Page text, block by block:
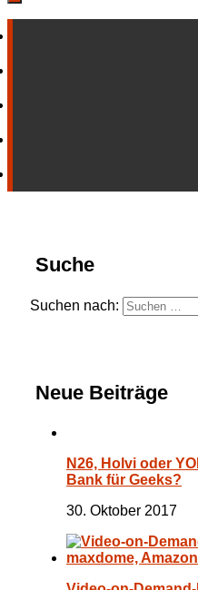
Suche
Suchen nach:
Neue Beiträge
N26, Holvi oder
Bank für Geeks?
30. Oktober 2017